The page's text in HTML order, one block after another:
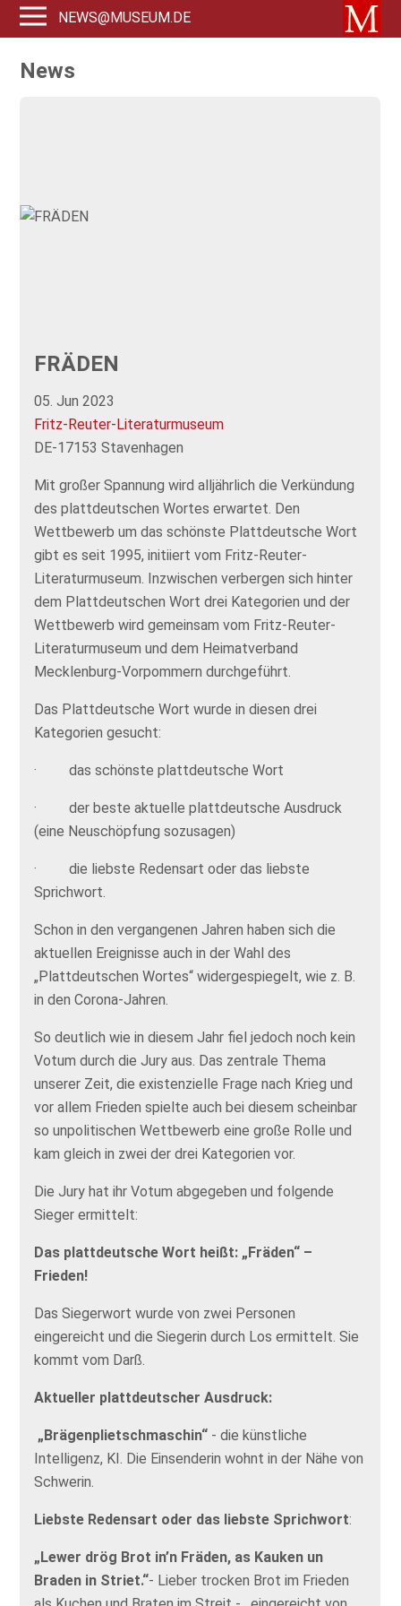
NEWS@MUSEUM.DE
News
FRÄDEN
05. Jun 2023
Fritz-Reuter-Literaturmuseum
DE-17153 Stavenhagen
Mit großer Spannung wird alljährlich die Verkündung
des plattdeutschen Wortes erwartet. Den
Wettbewerb um das schönste Plattdeutsche Wort
gibt es seit 1995, initiiert vom Fritz-Reuter-
Literaturmuseum. Inzwischen verbergen sich hinter
dem Plattdeutschen Wort drei Kategorien und der
Wettbewerb wird gemeinsam vom Fritz-Reuter-
Literaturmuseum und dem Heimatverband
Mecklenburg-Vorpommern durchgeführt.
Das Plattdeutsche Wort wurde in diesen drei
Kategorien gesucht:
· das schönste plattdeutsche Wort
· der beste aktuelle plattdeutsche Ausdruck
(eine Neuschöpfung sozusagen)
· die liebste Redensart oder das liebste
Sprichwort.
Schon in den vergangenen Jahren haben sich die
aktuellen Ereignisse auch in der Wahl des
„Plattdeutschen Wortes“ widergespiegelt, wie z. B.
in den Corona-Jahren.
So deutlich wie in diesem Jahr fiel jedoch noch kein
Votum durch die Jury aus. Das zentrale Thema
unserer Zeit, die existenzielle Frage nach Krieg und
vor allem Frieden spielte auch bei diesem scheinbar
so unpolitischen Wettbewerb eine große Rolle und
kam gleich in zwei der drei Kategorien vor.
Die Jury hat ihr Votum abgegeben und folgende
Sieger ermittelt:
Das plattdeutsche Wort heißt: „Fräden“ –
Frieden!
Das Siegerwort wurde von zwei Personen
eingereicht und die Siegerin durch Los ermittelt. Sie
kommt vom Darß.
Aktueller plattdeutscher Ausdruck:
„Brägenplietschmaschin“ - die künstliche
Intelligenz, KI. Die Einsenderin wohnt in der Nähe von
Schwerin.
Liebste Redensart oder das liebste Sprichwort:
„Lewer drög Brot in’n Fräden, as Kauken un
Braden in Striet.“- Lieber trocken Brot im Frieden